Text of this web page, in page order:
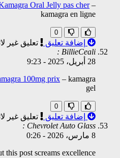
Oral Jelly pas cher–
kamagra en ligne
0
إضافة تعليق
تعليق غير
BillieCeali :
28 أبريل، 2025
-
9:23
100mg prix – kamagra
gel
0
إضافة تعليق
تعليق غير
Chevrolet Auto Glass :
8 مارس، 2026
-
0:26
this post screams excellence!